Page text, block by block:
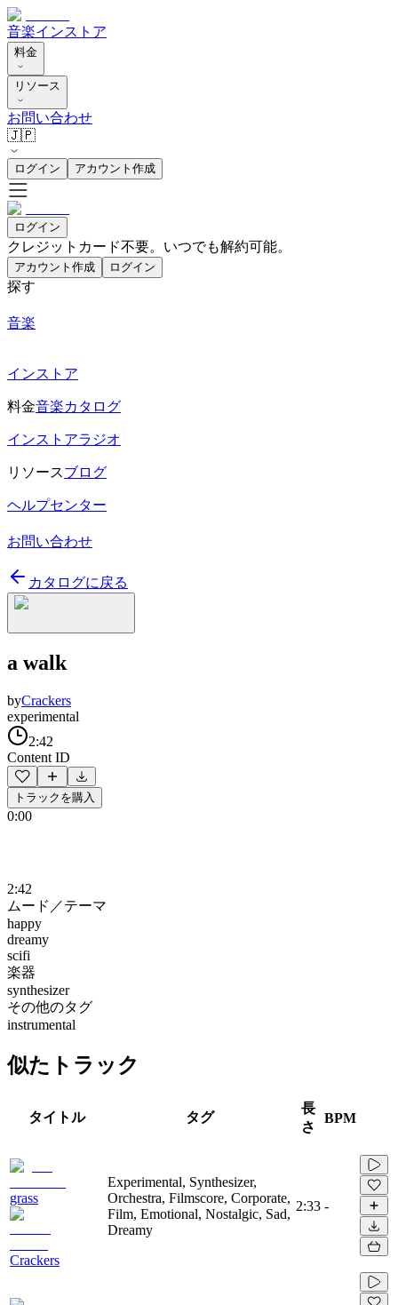
音楽インストア
料金
リソース
お問い合わせ
🇯🇵
ログイン アカウント作成
ログイン
クレジットカード不要。いつでも解約可能。
アカウント作成 ログイン
探す
音楽
インストア
料金音楽カタログ
インストアラジオ
リソースブログ
ヘルプセンター
お問い合わせ
カタログに戻る
a walk
byCrackers
experimental
2:42
Content ID
トラックを購入
0:00
2:42
ムード／テーマ
happy
dreamy
scifi
楽器
synthesizer
その他のタグ
instrumental
似たトラック
タイトル タグ
長
さ
BPM
grass
Crackers
Experimental, Synthesizer,
Orchestra, Filmscore, Corporate,
Film, Emotional, Nostalgic, Sad,
Dreamy
2:33 -